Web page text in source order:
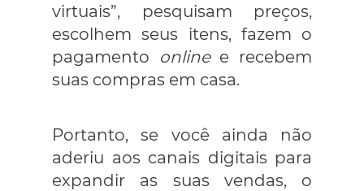
virtuais”, pesquisam preços,
escolhem seus itens, fazem o
pagamento onlinee recebem
suas compras em casa.
Portanto, se você ainda não
aderiu aos canais digitais para
expandir as suas vendas, o